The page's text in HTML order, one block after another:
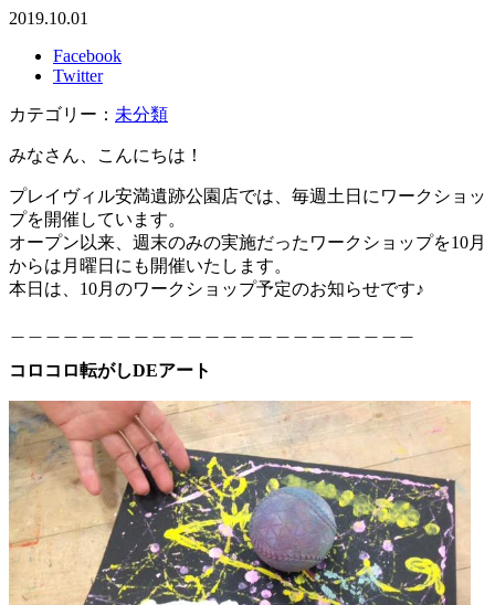
2019.10.01
Facebook
Twitter
カテゴリー： 未分類
みなさん、こんにちは！
プレイヴィル安満遺跡公園店では、毎週土日にワークショッ
プを開催しています。
オープン以来、週末のみの実施だったワークショップを10月
からは月曜日にも開催いたします。
本日は、10月のワークショップ予定のお知らせです♪
コロコロ転がしDEアート